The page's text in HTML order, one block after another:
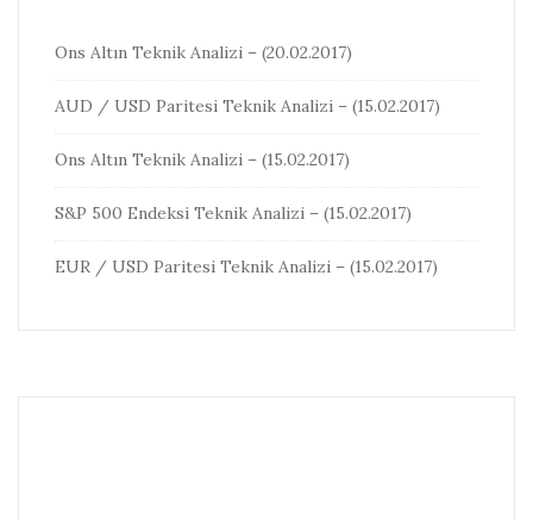
Ons Altın Teknik Analizi – (20.02.2017)
AUD / USD Paritesi Teknik Analizi – (15.02.2017)
Ons Altın Teknik Analizi – (15.02.2017)
S&P 500 Endeksi Teknik Analizi – (15.02.2017)
EUR / USD Paritesi Teknik Analizi – (15.02.2017)